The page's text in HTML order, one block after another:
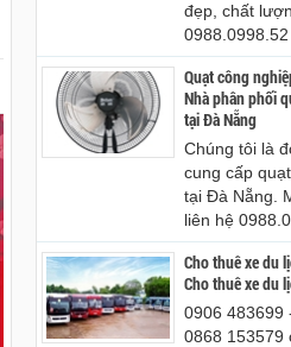
đẹp, chất
0988.0998.52
Quạt công
Nhà phân phối
tại Đà Nẵng
Chúng tôi là
cung cấp
tại Đà Nẵng.
liên hệ
Cho thuê xe du
Cho thuê xe du
0906 483699
0868 153579